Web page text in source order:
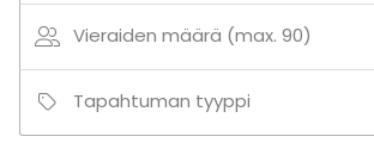
Vieraiden määrä (max. 90)
Tapahtuman tyyppi